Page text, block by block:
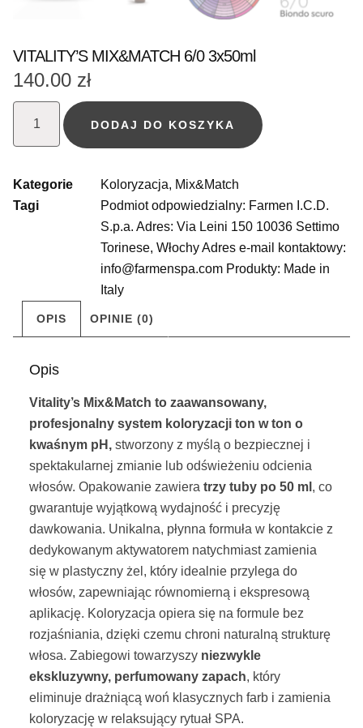
VITALITY’S MIX&MATCH 6/0 3x50ml
140.00 zł
DODAJ DO KOSZYKA
Kategorie Koloryzacja, Mix&Match
Tagi
Podmiot odpowiedzialny: Farmen I.C.D.
S.p.a. Adres: Via Leini 150 10036 Settimo
Torinese, Włochy Adres e-mail kontaktowy:
info@farmenspa.com Produkty: Made in
Italy
OPIS OPINIE (0)
Opis
Vitality’s Mix&Match to zaawansowany,
profesjonalny system koloryzacji ton w ton o
kwaśnym pH, stworzony z myślą o bezpiecznej i
spektakularnej zmianie lub odświeżeniu odcienia
włosów. Opakowanie zawiera trzy tuby po 50 ml , co
gwarantuje wyjątkową wydajność i precyzję
dawkowania. Unikalna, płynna formuła w kontakcie z
dedykowanym aktywatorem natychmiast zamienia
się w plastyczny żel, który idealnie przylega do
włosów, zapewniając równomierną i ekspresową
aplikację. Koloryzacja opiera się na formule bez
rozjaśniania, dzięki czemu chroni naturalną strukturę
włosa. Zabiegowi towarzyszy niezwykle
ekskluzywny, perfumowany zapach, który
eliminuje drażniącą woń klasycznych farb i zamienia
koloryzację w relaksujący rytuał SPA.